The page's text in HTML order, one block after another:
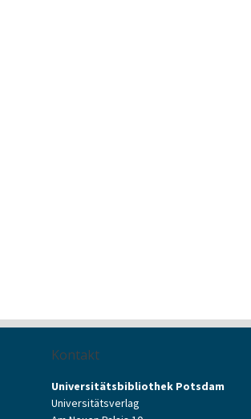
Kontakt
Universitätsbibliothek Potsdam
Universitätsverlag